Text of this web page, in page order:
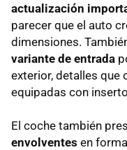
actualización
parecer que el auto
dimensiones.
variante de entrada
exterior, detalles que
equipadas con
El coche también
envolventes en